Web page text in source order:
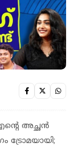
അച്ഛൻ
ട്രോമയായി;